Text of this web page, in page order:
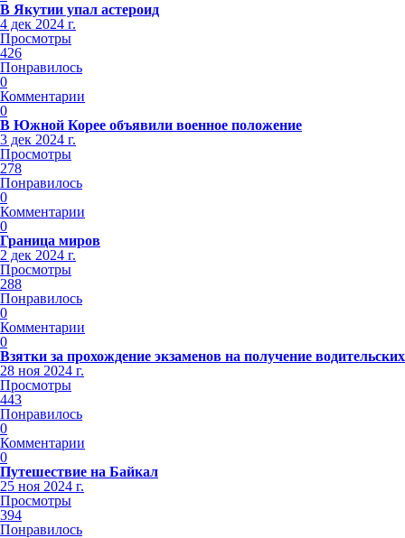
В Якутии упал астероид
4 дек 2024 г.
Просмотры
426
Понравилось
0
Комментарии
0
В Южной Корее объявили военное положение
3 дек 2024 г.
Просмотры
278
Понравилось
0
Комментарии
0
Граница миров
2 дек 2024 г.
Просмотры
288
Понравилось
0
Комментарии
0
Взятки за прохождение экзаменов на получение
28 ноя 2024 г.
Просмотры
443
Понравилось
0
Комментарии
0
Путешествие на Байкал
25 ноя 2024 г.
Просмотры
394
Понравилось